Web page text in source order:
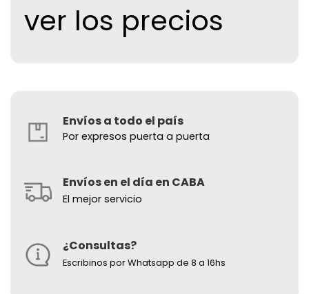
ver los precios
Envíos a todo el país
Por expresos puerta a puerta
Envíos en el día en CABA
El mejor servicio
¿Consultas?
Escribinos por Whatsapp de 8 a 16hs